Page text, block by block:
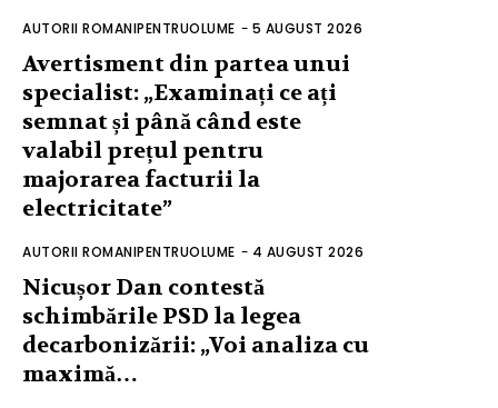
AUTORII ROMANIPENTRUOLUME - 5 AUGUST 2026
Avertisment din partea unui
specialist: „Examinați ce ați
semnat și până când este
valabil prețul pentru
majorarea facturii la
electricitate”
AUTORII ROMANIPENTRUOLUME - 4 AUGUST 2026
Nicușor Dan contestă
schimbările PSD la legea
decarbonizării: „Voi analiza cu
maximă…